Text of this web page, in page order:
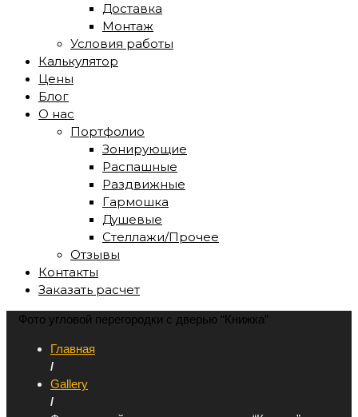
Доставка
Монтаж
Условия работы
Калькулятор
Цены
Блог
О нас
Портфолио
Зонирующие
Распашные
Раздвижные
Гармошка
Душевые
Стеллажи/Прочее
Отзывы
Контакты
Заказать расчет
Фото угловой перегородки с дверью “Книжка”
Главная
/
Gallery
/